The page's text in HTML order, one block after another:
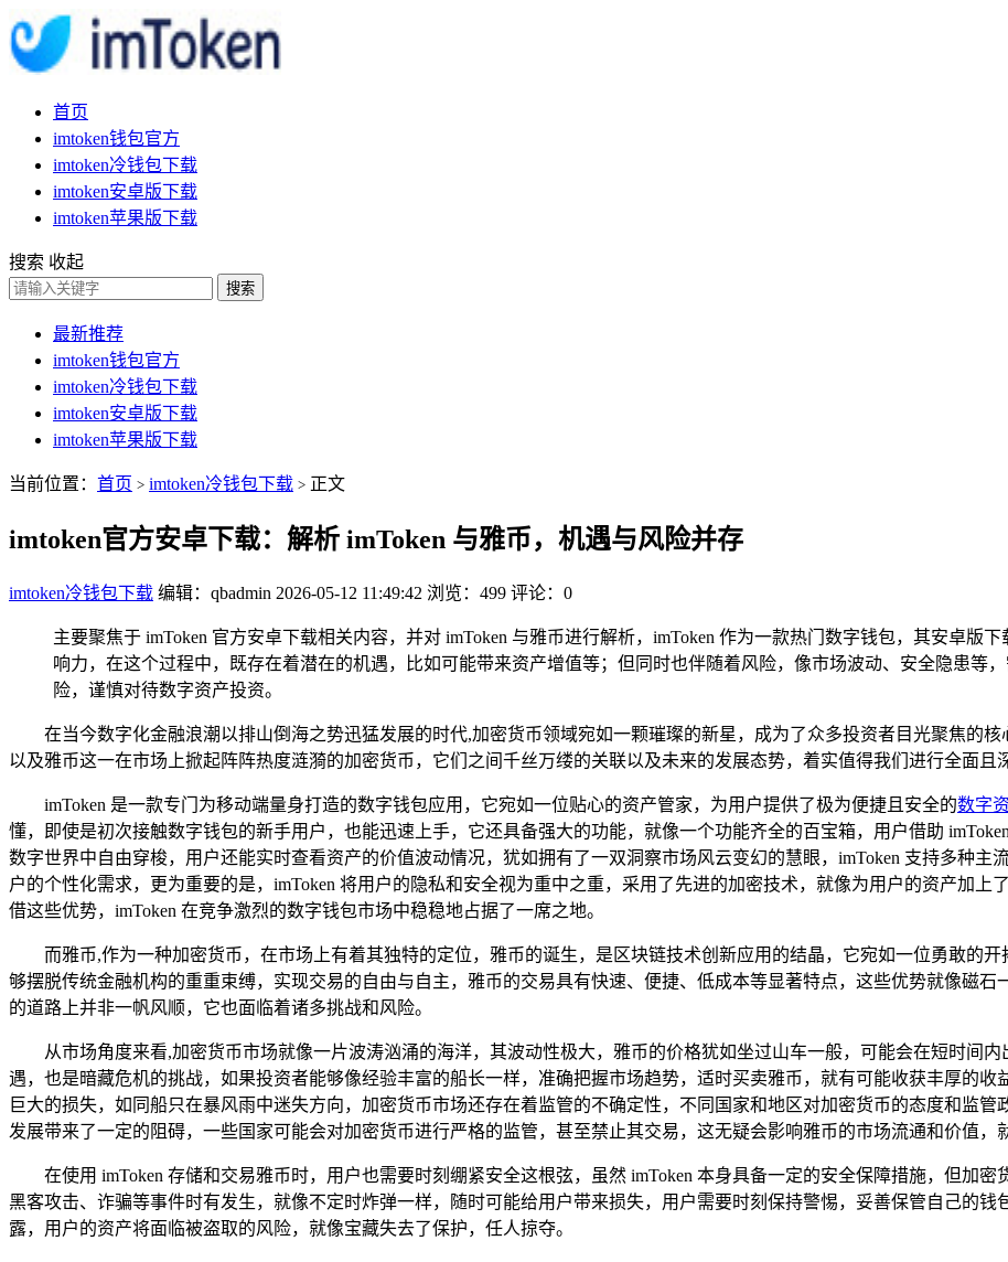
首页
imtoken钱包官方
imtoken冷钱包下载
imtoken安卓版下载
imtoken苹果版下载
搜索 收起
搜索
最新推荐
imtoken钱包官方
imtoken冷钱包下载
imtoken安卓版下载
imtoken苹果版下载
当前位置： 首页 > imtoken冷钱包下载 > 正文
imtoken官方安卓下载：解析 imToken 与雅币，机遇与风险并存
imtoken冷钱包下载 编辑：qbadmin 2026-05-12 11:49:42 浏览：499 评论：0
主要聚焦于 imToken 官方安卓下载相关内容，并对 imToken 与雅币进行解析，imToken 作为一款热门数字钱包，其安卓版
响力，在这个过程中，既存在着潜在的机遇，比如可能带来资产增值等；但同时也伴随着风险，像市场波动、安全隐患等
险，谨慎对待数字资产投资。
在当今数字化金融浪潮以排山倒海之势迅猛发展的时代,加密货币领域宛如一颗璀璨的新星，成为了众多投资者目光聚焦的核
以及雅币这一在市场上掀起阵阵热度涟漪的加密货币，它们之间千丝万缕的关联以及未来的发展态势，着实值得我们进行全面且
imToken 是一款专门为移动端量身打造的数字钱包应用，它宛如一位贴心的资产管家，为用户提供了极为便捷且安全的数字
懂，即使是初次接触数字钱包的新手用户，也能迅速上手，它还具备强大的功能，就像一个功能齐全的百宝箱，用户借助
数字世界中自由穿梭，用户还能实时查看资产的价值波动情况，犹如拥有了一双洞察市场风云变幻的慧眼，imToken 支持多种主
户的个性化需求，更为重要的是，imToken 将用户的隐私和安全视为重中之重，采用了先进的加密技术，就像为用户的资产加
借这些优势，imToken 在竞争激烈的数字钱包市场中稳稳地占据了一席之地。
而雅币,作为一种加密货币，在市场上有着其独特的定位，雅币的诞生，是区块链技术创新应用的结晶，它宛如一位勇敢的
够摆脱传统金融机构的重重束缚，实现交易的自由与自主，雅币的交易具有快速、便捷、低成本等显著特点，这些优势就像磁
的道路上并非一帆风顺，它也面临着诸多挑战和风险。
从市场角度来看,加密货币市场就像一片波涛汹涌的海洋，其波动性极大，雅币的价格犹如坐过山车一般，可能会在短时间
遇，也是暗藏危机的挑战，如果投资者能够像经验丰富的船长一样，准确把握市场趋势，适时买卖雅币，就有可能收获丰厚的
巨大的损失，如同船只在暴风雨中迷失方向，加密货币市场还存在着监管的不确定性，不同国家和地区对加密货币的态度和监
发展带来了一定的阻碍，一些国家可能会对加密货币进行严格的监管，甚至禁止其交易，这无疑会影响雅币的市场流通和价值，
在使用 imToken 存储和交易雅币时，用户也需要时刻绷紧安全这根弦，虽然 imToken 本身具备一定的安全保障措施，但加
黑客攻击、诈骗等事件时有发生，就像不定时炸弹一样，随时可能给用户带来损失，用户需要时刻保持警惕，妥善保管自己的
露，用户的资产将面临被盗取的风险，就像宝藏失去了保护，任人掠夺。